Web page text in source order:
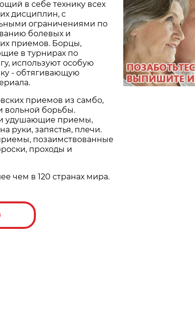
в себе технику всех
дисциплин, с
ограничениями по
болевых и
приемов. Борцы,
в турнирах по
используют особую
- обтягивающую
приемов из самбо,
вольной борьбы.
удушающие приемы,
руки, запястья, плечи.
позаимствованные
проходы и
чем в 120 странах мира.